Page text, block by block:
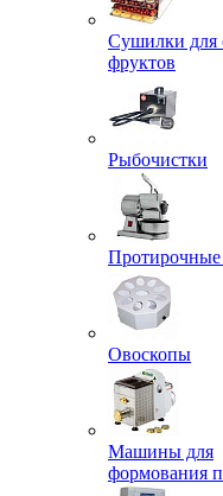
Сушилки для
фруктов
Рыбочистки
Овоскопы
Машины для
формования